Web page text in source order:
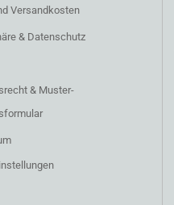
Versandkosten
& Datenschutz
& Muster-